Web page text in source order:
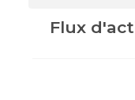
Flux